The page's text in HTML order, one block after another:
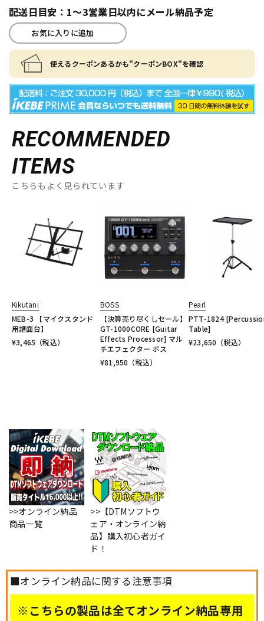
配送日目安：1～3営業日以内にメール納品予定
お気に入りに追加
使えるクーポンあるかも"クーポンBOX"を確認
RECOMMENDED
ITEMS
こちらもよく見られています
Kikutani
MEB-3 【マイクスタンド
用譜面台】
¥3,465 （税込）
BOSS
【決算売り尽くしセール】
GT-1000CORE [Guitar
Effects Processor] マル
チエフェクター ボス
¥81,950 （税込）
Pearl
PTT-1824
Table]
¥23,650 （税込）
>>オンライン納品
商品一覧
>>【DTMソフトウ
ェア・オンライン納
品】購入初心者ガイ
ド！
■オンライン納品に関する注意事項
※こちらの製品は全てオンライン納品専用